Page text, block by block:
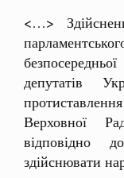
<…>
депутатів
Верховної
відповідно
здійснювати